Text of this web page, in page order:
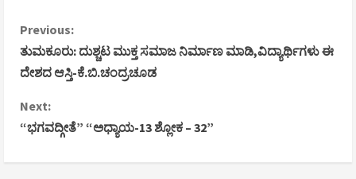
C
o
n
t
i
Previous:
ತುಮಕೂರು: ದುಶ್ಚಟ ಮುಕ್ತ ಸಮಾಜ ನಿರ್ಮಾಣ ಮಾಡಿ,ವಿದ್ಯಾರ್ಥಿಗಳು ಈ
ದೇಶದ ಆಸ್ತಿ-ಕೆ.ಬಿ.ಚಂದ್ರಚೂಡ
Next:
“ಭಗವದ್ಗೀತೆ” “ಅಧ್ಯಾಯ-13 ಶ್ಲೋಕ – 32”